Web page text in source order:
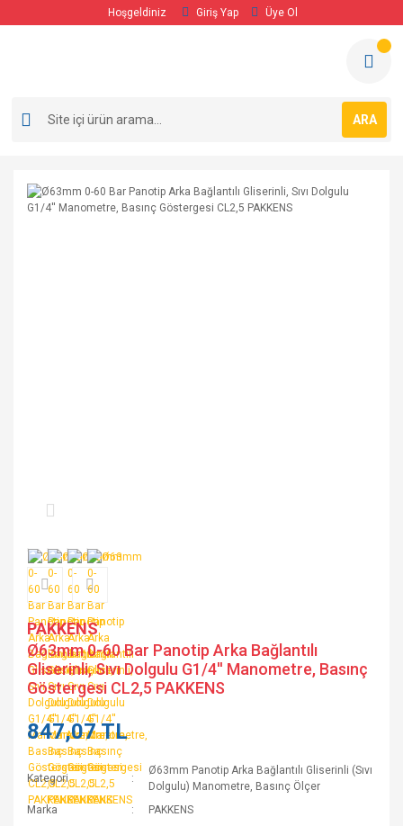
Hoşgeldiniz Giriş Yap Üye Ol
ARA
PAKKENS
Ø63mm 0-60 Bar Panotip Arka Bağlantılı
Gliserinli, Sıvı Dolgulu G1/4'' Manometre, Basınç
Göstergesi CL2,5 PAKKENS
847,07 TL
Kategori
Ø63mm Panotip Arka Bağlantılı Gliserinli (Sıvı
Dolgulu) Manometre, Basınç Ölçer
Marka
PAKKENS